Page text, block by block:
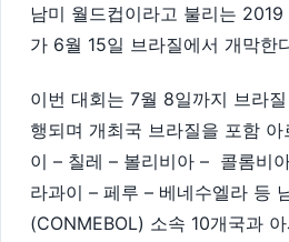
남미 월드컵이라고 불리는
가 6월 15일 브라질에서 개막한
이번 대회는 7월 8일까지 브라
행되며 개최국 브라질을 포함
이 – 칠레 – 볼리비아 – 콜롬비
라과이 – 페루 – 베네수엘라 등
(CONMEBOL) 소속 10개국과